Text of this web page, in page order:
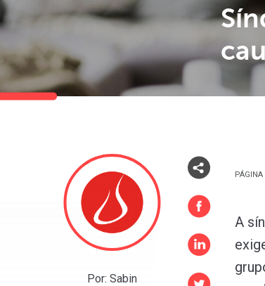
Por: Sabin
PÁGINA
A